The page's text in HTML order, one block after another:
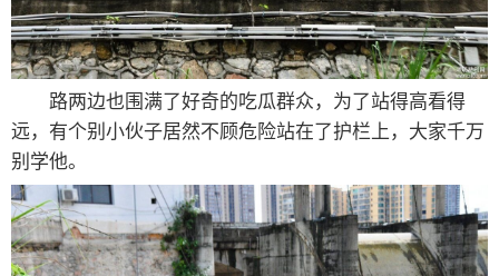
路两边也围满了好奇的吃瓜群众，为了站得高看得
远，有个别小伙子居然不顾危险站在了护栏上，大家千万
别学他。